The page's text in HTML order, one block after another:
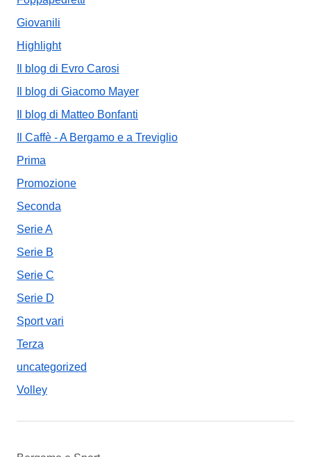
Giovanili
Highlight
Il blog di Evro Carosi
Il blog di Giacomo Mayer
Il blog di Matteo Bonfanti
Il Caffè - A Bergamo e a Treviglio
Prima
Promozione
Seconda
Serie A
Serie B
Serie C
Serie D
Sport vari
Terza
uncategorized
Volley